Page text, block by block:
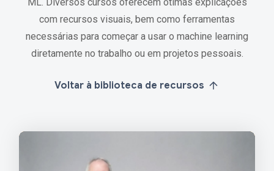
com recursos visuais, bem como ferramentas
necessárias para começar a usar o machine learning
diretamente no trabalho ou em projetos pessoais.
Voltar à biblioteca de recursos